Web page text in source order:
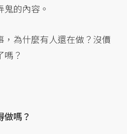
的內容。
為什麼有人還在做？沒價
？
嗎？